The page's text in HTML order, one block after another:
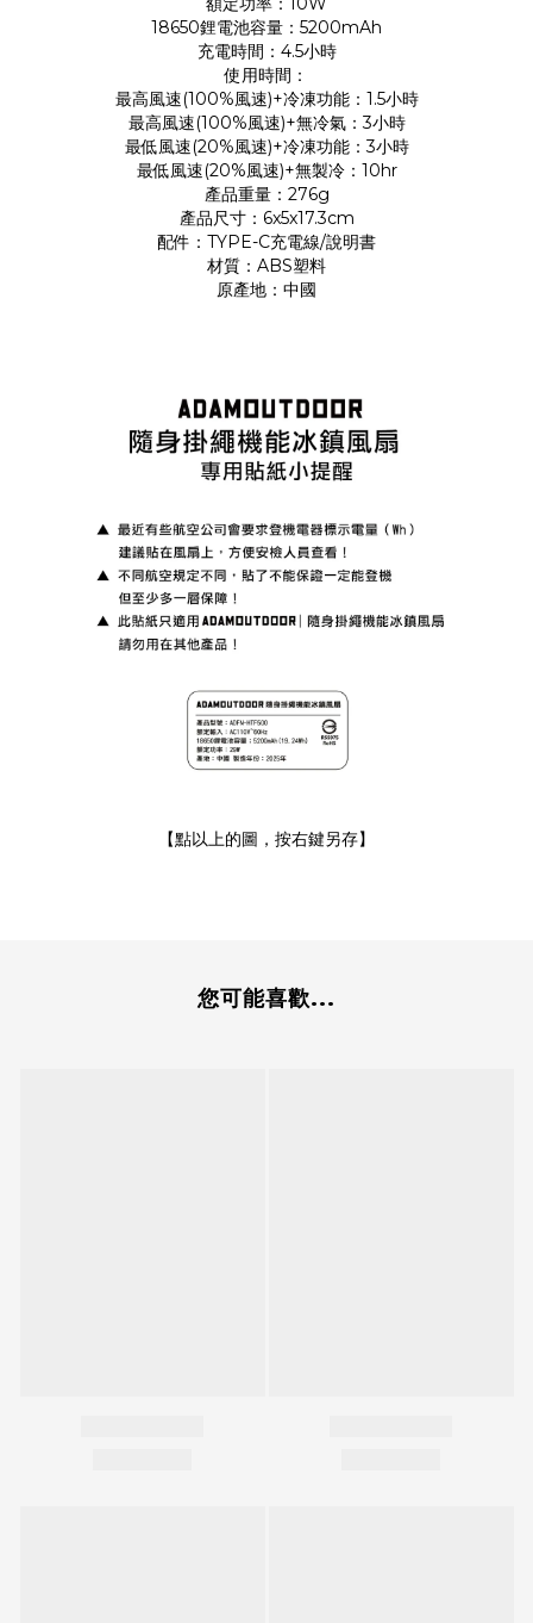
18650鋰電池容量：5200mAh
充電時間：4.5小時
使用時間：
最高風速(100%風速)+冷凍功能：1.5小時
最高風速(100%風速)+無冷氣：3小時
最低風速(20%風速)+冷凍功能：3小時
最低風速(20%風速)+無製冷：10hr
產品重量：276g
產品尺寸：6x5x17.3cm
配件：TYPE-C充電線/說明書
材質：ABS塑料
原產地：中國
【點以上的圖，按右鍵另存】
您可能喜歡...